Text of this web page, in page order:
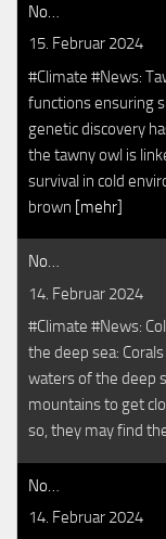
No…
15. Februar 2024
#Climate #News:
functions ensuring
genetic discovery
the tawny owl is
survival in cold
brown [mehr]
No…
14. Februar 2024
#Climate #News:
the deep sea:
waters of the deep
mountains to get
so, they may find
No…
14. Februar 2024